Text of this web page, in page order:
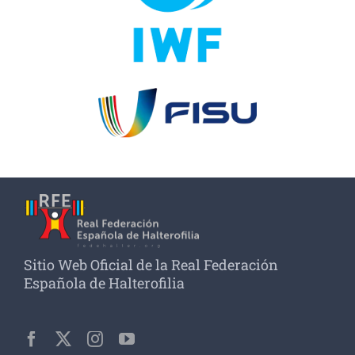
Sitio Web Oficial de la Real Federación
Española de Halterofilia